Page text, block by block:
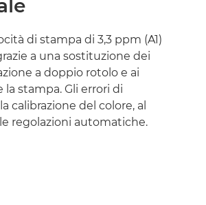
di stampa di 3,3 ppm (A1)
a una sostituzione dei
a doppio rotolo e ai
stampa. Gli errori di
calibrazione del colore, al
regolazioni automatiche.